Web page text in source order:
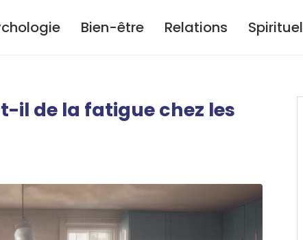
Bien-être Relations Spirituel
il de la fatigue chez les